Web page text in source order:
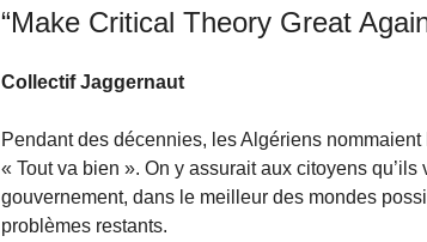
“Make Critical Theory Great
Collectif Jaggernaut
Pendant des décennies, les Algériens
« Tout va bien ». On y assurait aux citoyens
gouvernement, dans le meilleur des mondes
problèmes restants.